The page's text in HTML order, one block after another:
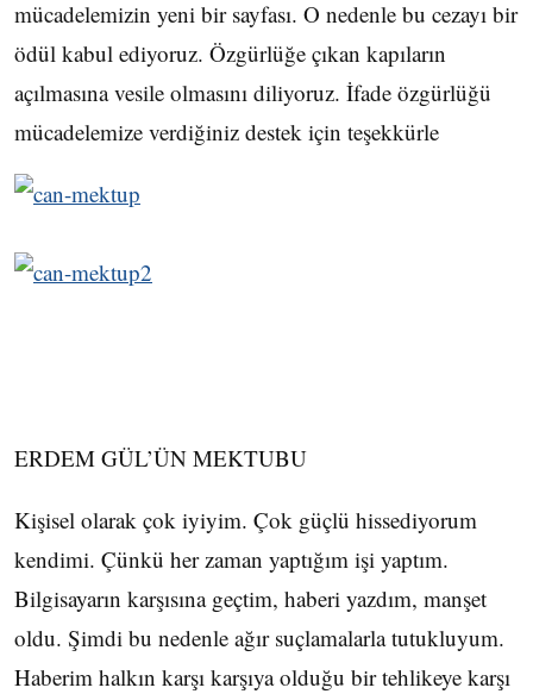
mücadelemizin yeni bir sayfası. O nedenle bu cezayı bir
ödül kabul ediyoruz. Özgürlüğe çıkan kapıların
açılmasına vesile olmasını diliyoruz. İfade özgürlüğü
mücadelemize verdiğiniz destek için teşekkürle
ERDEM GÜL’ÜN MEKTUBU
Kişisel olarak çok iyiyim. Çok güçlü hissediyorum
kendimi. Çünkü her zaman yaptığım işi yaptım.
Bilgisayarın karşısına geçtim, haberi yazdım, manşet
oldu. Şimdi bu nedenle ağır suçlamalarla tutukluyum.
Haberim halkın karşı karşıya olduğu bir tehlikeye karşı